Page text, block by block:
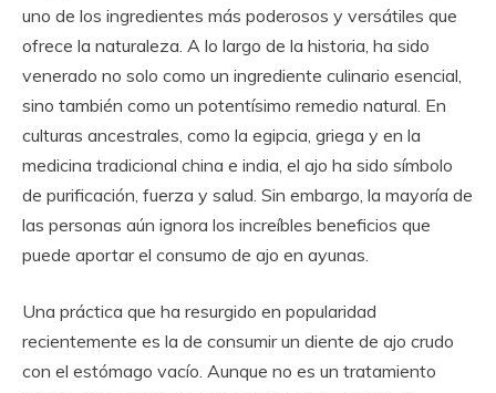
uno de los ingredientes más poderosos y versátiles que
ofrece la naturaleza. A lo largo de la historia, ha sido
venerado no solo como un ingrediente culinario esencial,
sino también como un potentísimo remedio natural. En
culturas ancestrales, como la egipcia, griega y en la
medicina tradicional china e india, el ajo ha sido símbolo
de purificación, fuerza y salud. Sin embargo, la mayoría de
las personas aún ignora los increíbles beneficios que
puede aportar el consumo de ajo en ayunas.
Una práctica que ha resurgido en popularidad
recientemente es la de consumir un diente de ajo crudo
con el estómago vacío. Aunque no es un tratamiento